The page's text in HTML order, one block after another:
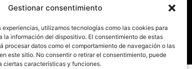
Gestionar consentimiento
experiencias, utilizamos tecnologías como las cookies para
la información del dispositivo. El consentimiento de estas
procesar datos como el comportamiento de navegación o las
este sitio. No consentir o retirar el consentimiento, puede
ciertas características y funciones.